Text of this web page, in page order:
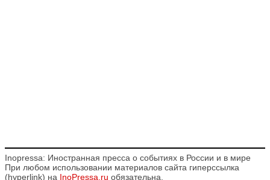
Inopressa: Иностранная пресса о событиях в России и в мире
При любом использовании материалов сайта гиперссылка
(hyperlink) на InoPressa.ru обязательна.